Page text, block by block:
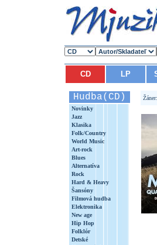
CD LP
Hudba(CD)
Novinky
Jazz
Klasika
Folk/Country
World Music
Art-rock
Blues
Alternatíva
Rock
Hard & Heavy
Šansóny
Filmová hudba
Elektronika
New age
Hip Hop
Folklór
Detské
Žáner: